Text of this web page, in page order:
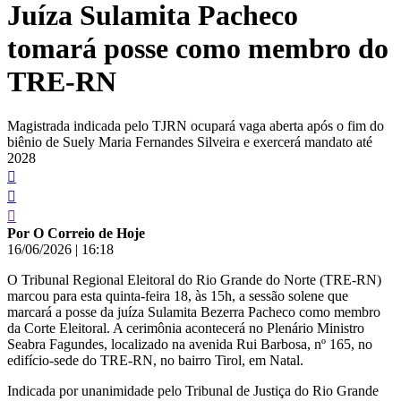
conteúdo
Juíza Sulamita Pacheco
tomará posse como membro do
TRE-RN
Magistrada indicada pelo TJRN ocupará vaga aberta após o fim do
biênio de Suely Maria Fernandes Silveira e exercerá mandato até
2028
Por O Correio de Hoje
16/06/2026 | 16:18
O Tribunal Regional Eleitoral do Rio Grande do Norte (TRE-RN)
marcou para esta quinta-feira 18, às 15h, a sessão solene que
marcará a posse da juíza Sulamita Bezerra Pacheco como membro
da Corte Eleitoral. A cerimônia acontecerá no Plenário Ministro
Seabra Fagundes, localizado na avenida Rui Barbosa, nº 165, no
edifício-sede do TRE-RN, no bairro Tirol, em Natal.
Indicada por unanimidade pelo Tribunal de Justiça do Rio Grande